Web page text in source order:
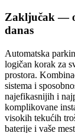
Zaključak —
danas
Automatska
logičan korak za
prostora.
sistema i
najefikasnijih i
komplikovane
visokih tekućih
baterije i vaše